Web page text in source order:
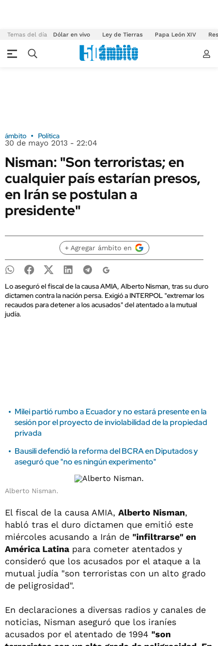
Temas del día Dólar en vivo Ley de Tierras Papa León XIV
ámbito Política
30 de mayo 2013 - 22:04
Nisman: "Son terroristas; en
cualquier país estarían presos,
en Irán se postulan a
presidente"
+ Agregar ámbito en
Lo aseguró el fiscal de la causa AMIA, Alberto Nisman, tras su duro
dictamen contra la nación persa. Exigió a INTERPOL "extremar los
recaudos para detener a los acusados" del atentado a la mutual
judía.
Milei partió rumbo a Ecuador y no estará presente en la
sesión por el proyecto de inviolabilidad de la propiedad
privada
Bausili defendió la reforma del BCRA en Diputados y
aseguró que "no es ningún experimento"
Alberto Nisman.
El fiscal de la causa AMIA, Alberto Nisman,
habló tras el duro dictamen que emitió este
miércoles acusando a Irán de "infiltrarse" en
América Latinapara cometer atentados y
consideró que los acusados por el ataque a la
mutual judía "son terroristas con un alto grado
de peligrosidad".
En declaraciones a diversas radios y canales de
noticias, Nisman aseguró que los iraníes
acusados por el atentado de 1994 "son